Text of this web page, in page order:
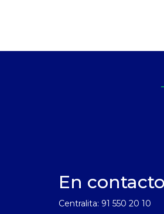
En contacto
Centralita: 91 550 20 10